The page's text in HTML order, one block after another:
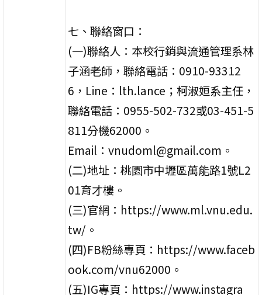
七、聯絡窗口：
(一)聯絡人：本校行銷與流通管理系林
子涵老師，聯絡電話：0910-93312
6，Line：lth.lance；柯淑姮系主任，
聯絡電話：0955-502-732或03-451-5
811分機62000。
Email：vnudoml@gmail.com。
(二)地址：桃園市中壢區萬能路1號L2
01育才樓。
(三)官網：https://www.ml.vnu.edu.
tw/。
(四)FB粉絲專頁：https://www.faceb
ook.com/vnu62000。
(五)IG專頁：https://www.instagra